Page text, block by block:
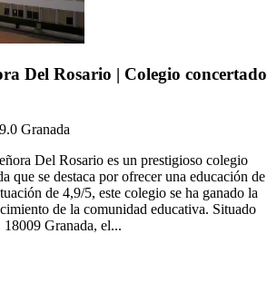
Del Rosario | Colegio concertado
Granada
Del Rosario es un prestigioso colegio
que se destaca por ofrecer una educación de
de 4,9/5, este colegio se ha ganado la
de la comunidad educativa. Situado
Granada, el...